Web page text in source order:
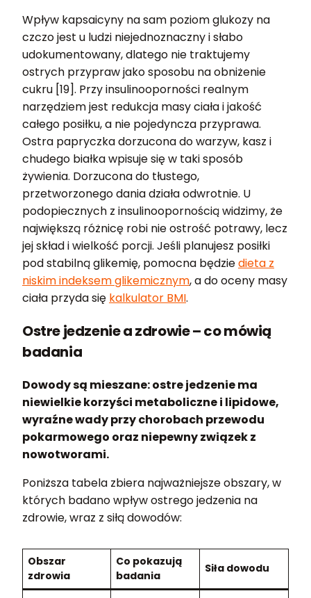
Wpływ kapsaicyny na sam poziom glukozy na
czczo jest u ludzi niejednoznaczny i słabo
udokumentowany, dlatego nie traktujemy
ostrych przypraw jako sposobu na obniżenie
cukru [19]. Przy insulinooporności realnym
narzędziem jest redukcja masy ciała i jakość
całego posiłku, a nie pojedyncza przyprawa.
Ostra papryczka dorzucona do warzyw, kasz i
chudego białka wpisuje się w taki sposób
żywienia. Dorzucona do tłustego,
przetworzonego dania działa odwrotnie. U
podopiecznych z insulinoopornością widzimy, że
największą różnicę robi nie ostrość potrawy, lecz
jej skład i wielkość porcji. Jeśli planujesz posiłki
pod stabilną glikemię, pomocna będziedieta z
niskim indeksem glikemicznym, a do oceny masy
ciała przyda się kalkulator BMI.
Ostre jedzenie a zdrowie – co mówią
badania
Dowody są mieszane: ostre jedzenie ma
niewielkie korzyści metaboliczne i lipidowe,
wyraźne wady przy chorobach przewodu
pokarmowego oraz niepewny związek z
nowotworami.
Poniższa tabela zbiera najważniejsze obszary, w
których badano wpływ ostrego jedzenia na
zdrowie, wraz z siłą dowodów:
Obszar
zdrowia
Co pokazują
badania
Siła dowodu